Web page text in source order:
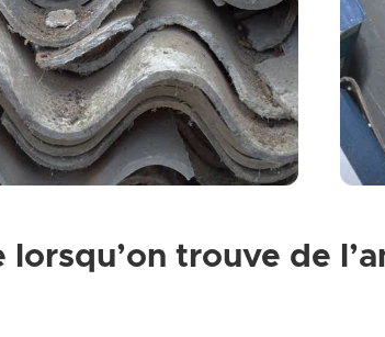
lorsqu’on trouve de